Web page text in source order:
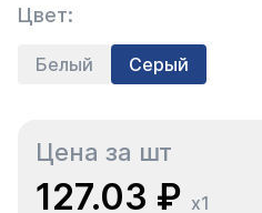
Цвет:
Белый Серый
Цена за шт
127.03 ₽ x1